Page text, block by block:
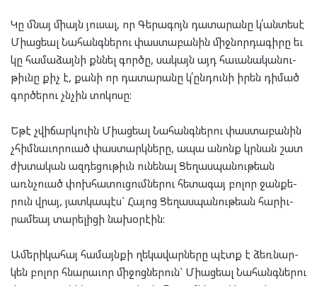
Կը մնայ միայն յու­սալ, որ Գե­րա­գոյն դա­տա­րա­նը կ՛ան­տե­սէ
Մի­աց­եալ Նա­հանգ­նե­րու փաս­տա­բա­նին միջ­նոր­դա­գի­րը եւ
կը հա­մա­ձայ­նի քննել գոր­ծը, սա­կայն այդ հա­ւա­նա­կա­նու­
թիւնը քիչ է, քա­նի որ դա­տա­րա­նը կ՛ըն­դու­նի իրեն դի­մած
գոր­ծե­րու չնչին տո­կո­սը:
Եթէ չվի­ճարկ­ուին Մի­աց­եալ Նա­հանգ­նե­րու փաս­տա­բա­նին
չհիմ­նա­ւոր­ուած փաս­տարկ­նե­րը, ապա անոնք կրնան շատ
ժխտա­կան ազ­դե­ցու­թիւն ու­նե­նալ Ցե­ղաս­պա­նու­թեան
առնչ­ուած փոխ­հա­տու­ցում­նե­րու հե­տա­գայ բո­լոր ջան­քե­
րուն վրայ, յատ­կա­պէս` Հա­յոց Ցե­ղաս­պա­նու­թեան հա­րիւ­
րամ­եայ տա­րե­լի­ցի նա­խօ­րէ­ին:
Ամե­րի­կա­հայ հա­մայն­քի ղե­կա­վար­նե­րը պէտք է ձեռ­նար­
կեն բո­լոր հնա­րա­ւոր մի­ջոց­նե­րուն` Մի­աց­եալ Նա­հանգ­նե­րու